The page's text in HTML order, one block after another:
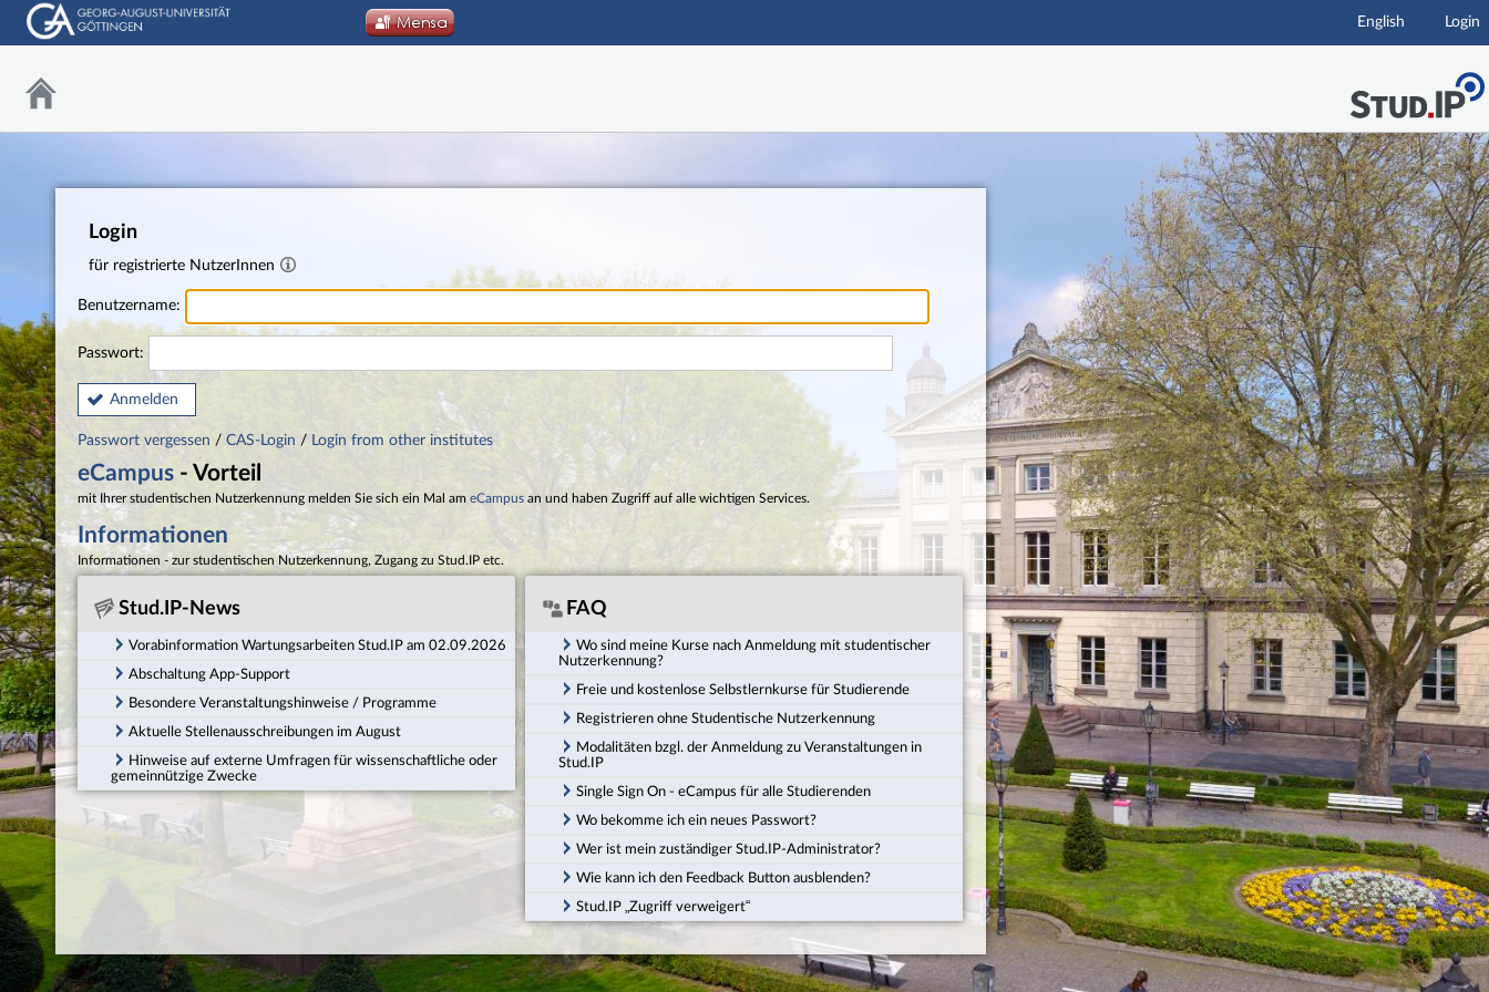
Hauptnavigation
English Login
Login
für registrierte NutzerInnen
Benutzername:
Passwort:
Anmelden
Passwort vergessen / CAS-Login / Login from other institutes
eCampus - Vorteil
mit Ihrer studentischen Nutzerkennung melden Sie sich ein Mal am eCampus an und haben Zugriff auf alle wichtigen Services.
Informationen
Informationen - zur studentischen Nutzerkennung, Zugang zu Stud.IP etc.
Stud.IP-News
Vorabinformation Wartungsarbeiten Stud.IP am 02.09.2026
Abschaltung App-Support
Besondere Veranstaltungshinweise / Programme
Aktuelle Stellenausschreibungen im August
Hinweise auf externe Umfragen für wissenschaftliche oder
gemeinnützige Zwecke
FAQ
Wo sind meine Kurse nach Anmeldung mit studentischer
Nutzerkennung?
Freie und kostenlose Selbstlernkurse für Studierende
Registrieren ohne Studentische Nutzerkennung
Modalitäten bzgl. der Anmeldung zu Veranstaltungen in
Stud.IP
Single Sign On - eCampus für alle Studierenden
Wo bekomme ich ein neues Passwort?
Wer ist mein zuständiger Stud.IP-Administrator?
Wie kann ich den Feedback Button ausblenden?
Stud.IP „Zugriff verweigert“